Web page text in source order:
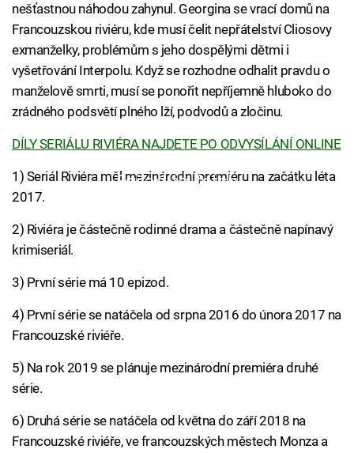
nešťastnou náhodou zahynul. Georgina se vrací domů na
Francouzskou riviéru, kde musí čelit nepřátelství Cliosovy
exmanželky, problémům s jeho dospělými dětmi i
vyšetřování Interpolu. Když se rozhodne odhalit pravdu o
manželově smrti, musí se ponořit nepříjemně hluboko do
zrádného podsvětí plného lží, podvodů a zločinu.
DÍLY SERIÁLU RIVIÉRA NAJDETE PO ODVYSÍLÁNÍ ONLINE
Failed to fetch
1) Seriál Riviéra měl mezinárodní premiéru na začátku léta
2017.
2) Riviéra je částečně rodinné drama a částečně napínavý
krimiseriál.
3) První série má 10 epizod.
4) První série se natáčela od srpna 2016 do února 2017 na
Francouzské riviéře.
5) Na rok 2019 se plánuje mezinárodní premiéra druhé
série.
6) Druhá série se natáčela od května do září 2018 na
Francouzské riviéře, ve francouzských městech Monza a